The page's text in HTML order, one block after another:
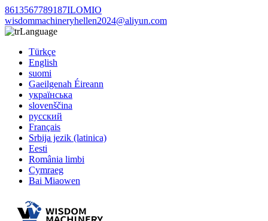
8613567789187ILOMIO
wisdommachineryhellen2024@aliyun.com
Language
Türkçe
English
suomi
Gaeilgenah Éireann
українська
slovenščina
русский
Français
Srbija jezik (latinica)
Eesti
România limbi
Cymraeg
Bai Miaowen